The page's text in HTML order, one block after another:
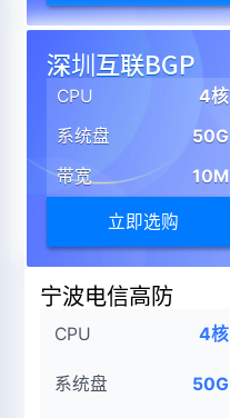
深圳互联BGP
CPU 4核
系统盘
50G
带宽
10M
立即选购
宁波电信高防
CPU 4核
系统盘 50G